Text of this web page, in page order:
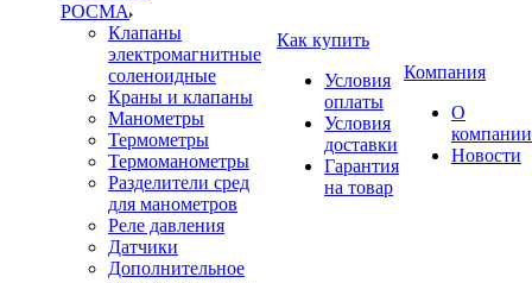
РОСМА
Клапаны
электромагнитные
соленоидные
Краны и клапаны
Манометры
Термометры
Термоманометры
Разделители сред
для манометров
Реле давления
Датчики
Дополнительное
Как купить
Условия
оплаты
Условия
доставки
Гарантия
на товар
Компания
О
компании
Новости